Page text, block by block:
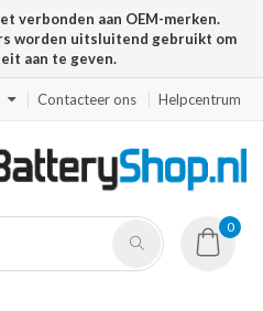
verbonden aan OEM-merken.
worden uitsluitend gebruikt om
aan te geven.
Contacteer ons Helpcentrum
0